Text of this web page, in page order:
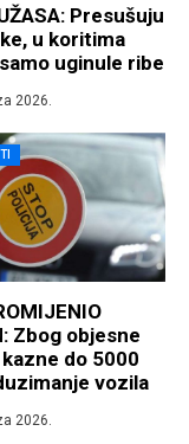
Presušuju
u koritima
uginule ribe
2026.
Zbog objesne
do 5000
vozila
2026.